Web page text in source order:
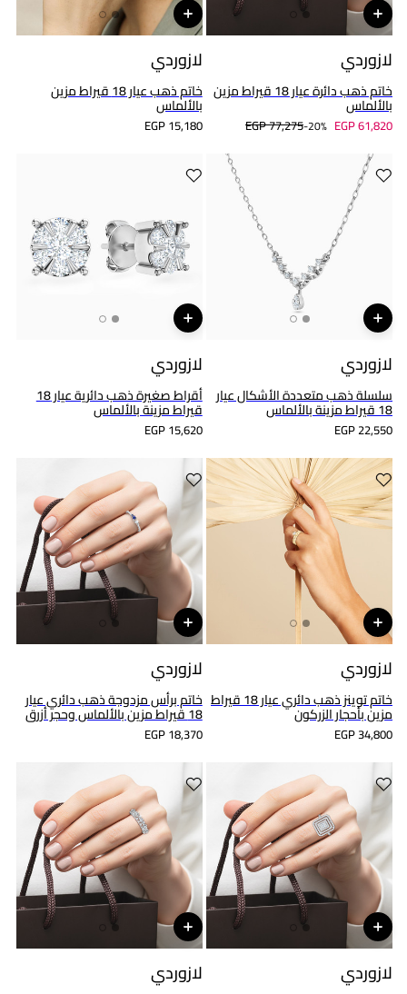
لازوردي
خاتم ذهب دائرة عيار 18 قيراط مزين
بالألماس
EGP 77,275 20%- EGP 61,820
لازوردي
خاتم ذهب عيار 18 قيراط مزين
بالألماس
EGP 15,180
لازوردي
سلسلة ذهب متعددة الأشكال عيار
18 قيراط مزينة بالألماس
EGP 22,550
لازوردي
أقراط صغيرة ذهب دائرية عيار 18
قيراط مزينة بالألماس
EGP 15,620
لازوردي
خاتم توينز ذهب دائري عيار 18 قيراط
مزين بأحجار الزركون
EGP 34,800
لازوردي
خاتم برأس مزدوجة ذهب دائري عيار
18 قيراط مزين بالألماس وحجر أزرق
EGP 18,370
لازوردي لازوردي